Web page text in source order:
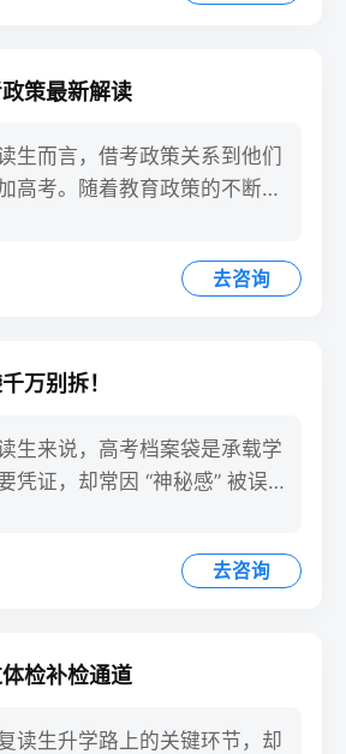
策最新解读
生而言，借考政策关系到他们
高考。随着教育政策的不断调
去咨询
万别拆！
生来说，高考档案袋是承载学
凭证，却常因 “神秘感” 被误操
去咨询
检补检通道
读生升学路上的关键环节，却